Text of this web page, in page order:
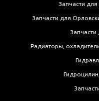
Запчасти
Запчасти для
Запчасти
Радиаторы,